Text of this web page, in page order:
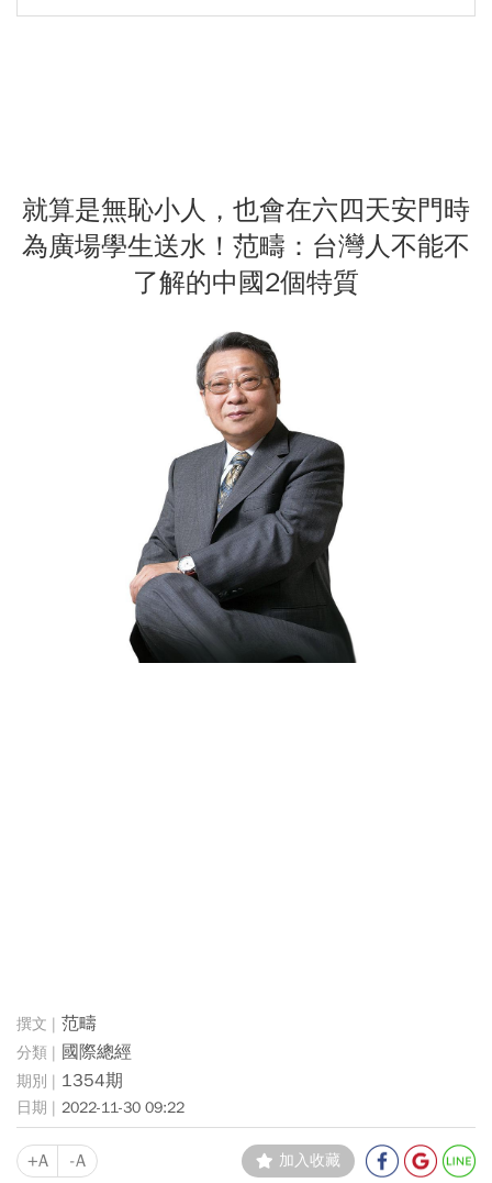
就算是無恥小人，也會在六四天安門時
為廣場學生送水！范疇：台灣人不能不
了解的中國2個特質
范疇
國際總經
1354期
2022-11-30 09:22
+A -A 加入收藏